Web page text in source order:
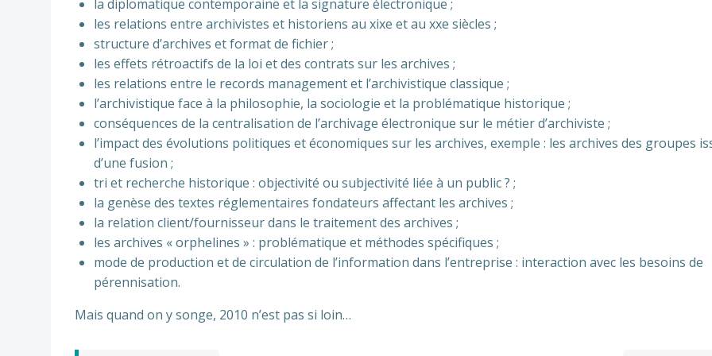
la diplomatique contemporaine et la signature électronique ;
les relations entre archivistes et historiens au xixe et au xxe siècles ;
structure d’archives et format de fichier ;
les effets rétroactifs de la loi et des contrats sur les archives ;
les relations entre le records management et l’archivistique classique ;
l’archivistique face à la philosophie, la sociologie et la problématique historique ;
conséquences de la centralisation de l’archivage électronique sur le métier d’archiviste ;
l’impact des évolutions politiques et économiques sur les archives, exemple : les archives des groupes
d’une fusion ;
tri et recherche historique : objectivité ou subjectivité liée à un public ? ;
la genèse des textes réglementaires fondateurs affectant les archives ;
la relation client/fournisseur dans le traitement des archives ;
les archives « orphelines » : problématique et méthodes spécifiques ;
mode de production et de circulation de l’information dans l’entreprise : interaction avec les besoins de
pérennisation.
Mais quand on y songe, 2010 n’est pas si loin…